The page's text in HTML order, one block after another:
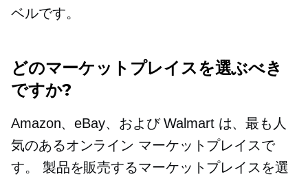
ベルです。
どのマーケットプレイスを選ぶべき
ですか?
Amazon、eBay、および Walmart は、最も人
気のあるオンライン マーケットプレイスで
す。 製品を販売するマーケットプレイスを選